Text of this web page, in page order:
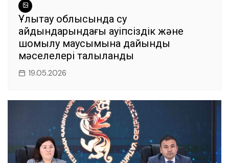
Ұлытау облысында су
айдындарындағы қауіпсіздік және
шомылу маусымына дайындық
мәселелері талқыланды
19.05.2026